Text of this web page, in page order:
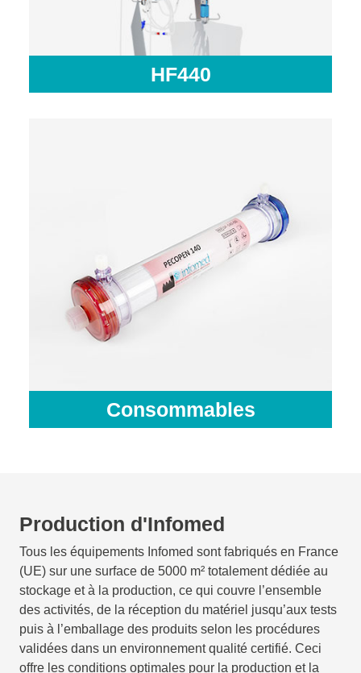
HF440
Consommables
Production d'Infomed
Tous les équipements Infomed sont fabriqués en France
(UE) sur une surface de 5000 m² totalement dédiée au
stockage et à la production, ce qui couvre l’ensemble
des activités, de la réception du matériel jusqu’aux tests
puis à l’emballage des produits selon les procédures
validées dans un environnement qualité certifié. Ceci
offre les conditions optimales pour la production et la